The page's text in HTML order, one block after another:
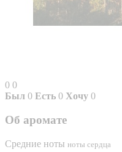
0 0
Был 0 Есть 0 Хочу 0
Об аромате
Средние ноты ноты сердца